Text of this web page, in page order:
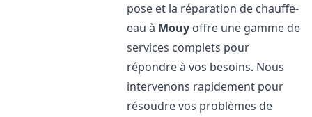
pose et la réparation de chauffe-
eau à Mouy offre une gamme de
services complets pour
répondre à vos besoins. Nous
intervenons rapidement pour
résoudre vos problèmes de